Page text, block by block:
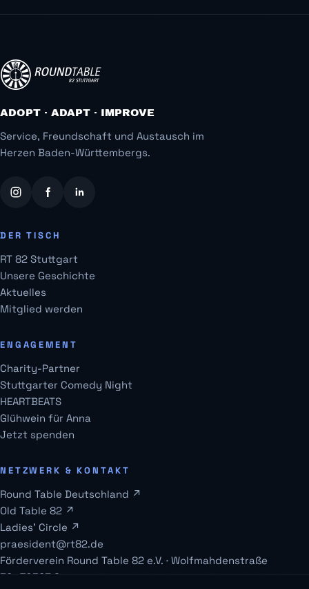
ADOPT · ADAPT · IMPROVE
Service, Freundschaft und Austausch im
Herzen Baden-Württembergs.
DER TISCH
RT 82 Stuttgart
Unsere Geschichte
Aktuelles
Mitglied werden
ENGAGEMENT
Charity-Partner
Stuttgarter Comedy Night
HEARTBEATS
Glühwein für Anna
Jetzt spenden
NETZWERK & KONTAKT
Round Table Deutschland ↗
Old Table 82 ↗
Ladies' Circle ↗
praesident@rt82.de
Förderverein Round Table 82 e.V. · Wolfmahdenstraße
32 · 70563 Stuttgart